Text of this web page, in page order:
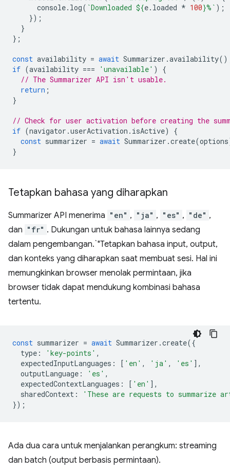
console. log( `Downloaded ${e. loaded * 100}%` );
});
}
};
const availability = await Summarizer .availability
if (availability === 'unavailable' )
{
// The Summarizer API isn't usable.
return ;
}
// Check for user activation before creating the
if (navigator .userActivation . isActive)
{
const summarizer = await Summarizer .create(options
}
Tetapkan bahasa yang diharapkan
Summarizer API menerima "en" , "ja" , "es" , "de" ,
dan "fr" . Dukungan untuk bahasa lainnya sedang
dalam pengembangan.`"Tetapkan bahasa input, output,
dan konteks yang diharapkan saat membuat sesi. Hal ini
memungkinkan browser menolak permintaan, jika
browser tidak dapat mendukung kombinasi bahasa
tertentu.
const summarizer = await Summarizer .create({
type : 'key-points' ,
expectedInputLanguages : [ 'en' , 'ja' , 'es' ],
outputLanguage : 'es' ,
expectedContextLanguages : [ 'en' ],
sharedContext :
'These are requests to summarize
});
Ada dua cara untuk menjalankan perangkum: streaming
dan batch (output berbasis permintaan).